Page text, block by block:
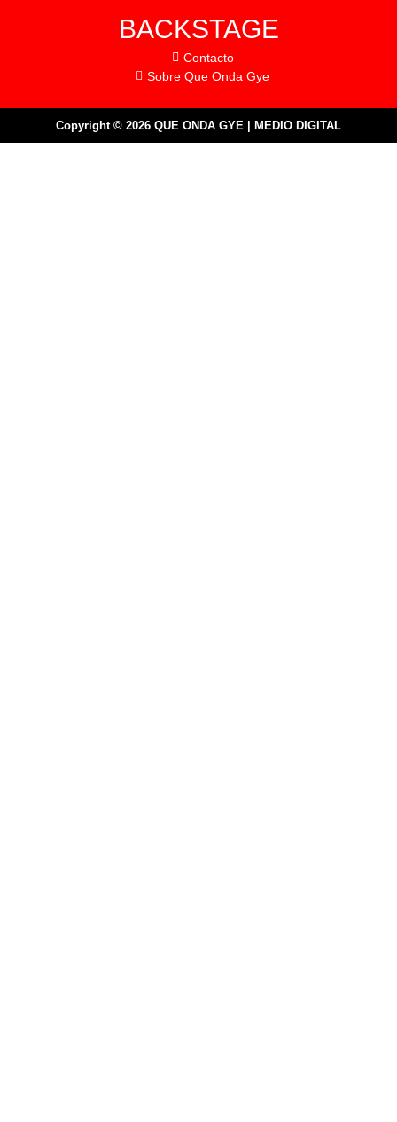
BACKSTAGE
Contacto
Sobre Que Onda Gye
Copyright © 2026 QUE ONDA GYE | MEDIO DIGITAL